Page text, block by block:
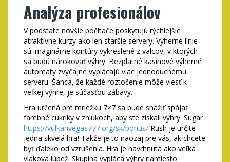
Analýza profesionálov
V podstate novšie počítače poskytujú rýchlejšie
atraktívne kurzy ako len staršie servery. Výherné línie
sú imaginárne kontúry vykreslené z valcov, v ktorých
sa budú nárokovať výhry. Bezplatné kasínové výherné
automaty zvyčajne vyplácajú viac jednoduchému
serveru. Šanca, že každé roztočenie môže viesť k
veľkej výhre, je súčasťou zábavy.
Hra určená pre mriežku 7×7 sa bude snažiť spájať
farebné cukríky v zhlukoch, aby ste získali výhry. Sugar
https://vulkanvegas777.org/sk/bonus/ Rush je určite
jedna skvelá hra! Takže je to naozaj pre vás, ak chcete
byť ďaleko od vzrušenia. Hra je navrhnutá ako veľká
vlaková lúpež. Skupina vypláca výhry namiesto